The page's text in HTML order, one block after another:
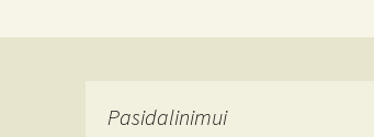
Pasidalinimui